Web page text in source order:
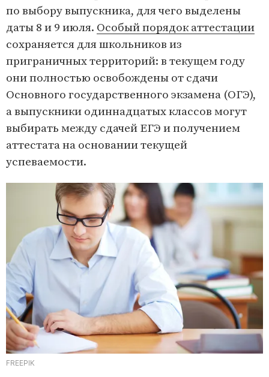
по выбору выпускника, для чего выделены
даты 8 и 9 июля. Особый порядок аттестации
сохраняется для школьников из
приграничных территорий: в текущем году
они полностью освобождены от сдачи
Основного государственного экзамена (ОГЭ),
а выпускники одиннадцатых классов могут
выбирать между сдачей ЕГЭ и получением
аттестата на основании текущей
успеваемости.
FREEPIK